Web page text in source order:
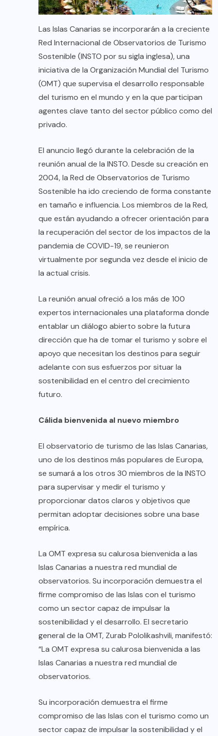
Las Islas Canarias se incorporarán a la creciente
Red Internacional de Observatorios de Turismo
Sostenible (INSTO por su sigla inglesa), una
iniciativa de la Organización Mundial del Turismo
(OMT) que supervisa el desarrollo responsable
del turismo en el mundo y en la que participan
agentes clave tanto del sector público como del
privado.
El anuncio llegó durante la celebración de la
reunión anual de la INSTO. Desde su creación en
2004, la Red de Observatorios de Turismo
Sostenible ha ido creciendo de forma constante
en tamaño e influencia. Los miembros de la Red,
que están ayudando a ofrecer orientación para
la recuperación del sector de los impactos de la
pandemia de COVID-19, se reunieron
virtualmente por segunda vez desde el inicio de
la actual crisis.
La reunión anual ofreció a los más de 100
expertos internacionales una plataforma donde
entablar un diálogo abierto sobre la futura
dirección que ha de tomar el turismo y sobre el
apoyo que necesitan los destinos para seguir
adelante con sus esfuerzos por situar la
sostenibilidad en el centro del crecimiento
futuro.
Cálida bienvenida al nuevo miembro
El observatorio de turismo de las Islas Canarias,
uno de los destinos más populares de Europa,
se sumará a los otros 30 miembros de la INSTO
para supervisar y medir el turismo y
proporcionar datos claros y objetivos que
permitan adoptar decisiones sobre una base
empírica.
La OMT expresa su calurosa bienvenida a las
Islas Canarias a nuestra red mundial de
observatorios. Su incorporación demuestra el
firme compromiso de las Islas con el turismo
como un sector capaz de impulsar la
sostenibilidad y el desarrollo. El secretario
general de la OMT, Zurab Pololikashvili, manifestó:
“La OMT expresa su calurosa bienvenida a las
Islas Canarias a nuestra red mundial de
observatorios.
Su incorporación demuestra el firme
compromiso de las Islas con el turismo como un
sector capaz de impulsar la sostenibilidad y el